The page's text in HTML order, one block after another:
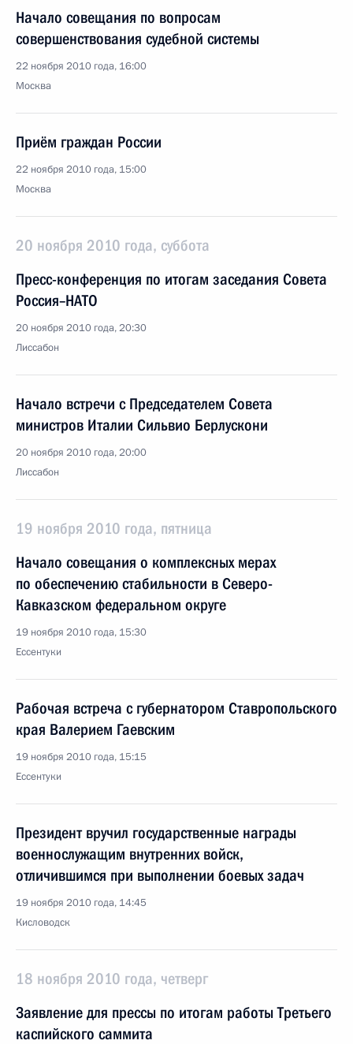
Начало совещания по вопросам
совершенствования судебной системы
22 ноября 2010 года, 16:00
Москва
Приём граждан России
22 ноября 2010 года, 15:00
Москва
20 ноября 2010 года, суббота
Пресс-конференция по итогам заседания Совета
Россия–НАТО
20 ноября 2010 года, 20:30
Лиссабон
Начало встречи с Председателем Совета
министров Италии Сильвио Берлускони
20 ноября 2010 года, 20:00
Лиссабон
19 ноября 2010 года, пятница
Начало совещания о комплексных мерах
по обеспечению стабильности в Северо-
Кавказском федеральном округе
19 ноября 2010 года, 15:30
Ессентуки
Рабочая встреча с губернатором Ставропольского
края Валерием Гаевским
19 ноября 2010 года, 15:15
Ессентуки
Президент вручил государственные награды
военнослужащим внутренних войск,
отличившимся при выполнении боевых задач
19 ноября 2010 года, 14:45
Кисловодск
18 ноября 2010 года, четверг
Заявление для прессы по итогам работы Третьего
каспийского саммита